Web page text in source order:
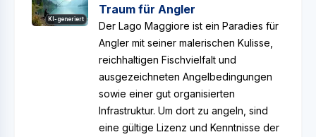
KI-generiert
Traum für Angler
Der Lago Maggiore ist ein Paradies für
Angler mit seiner malerischen Kulisse,
reichhaltigen Fischvielfalt und
ausgezeichneten Angelbedingungen
sowie einer gut organisierten
Infrastruktur. Um dort zu angeln, sind
eine gültige Lizenz und Kenntnisse der